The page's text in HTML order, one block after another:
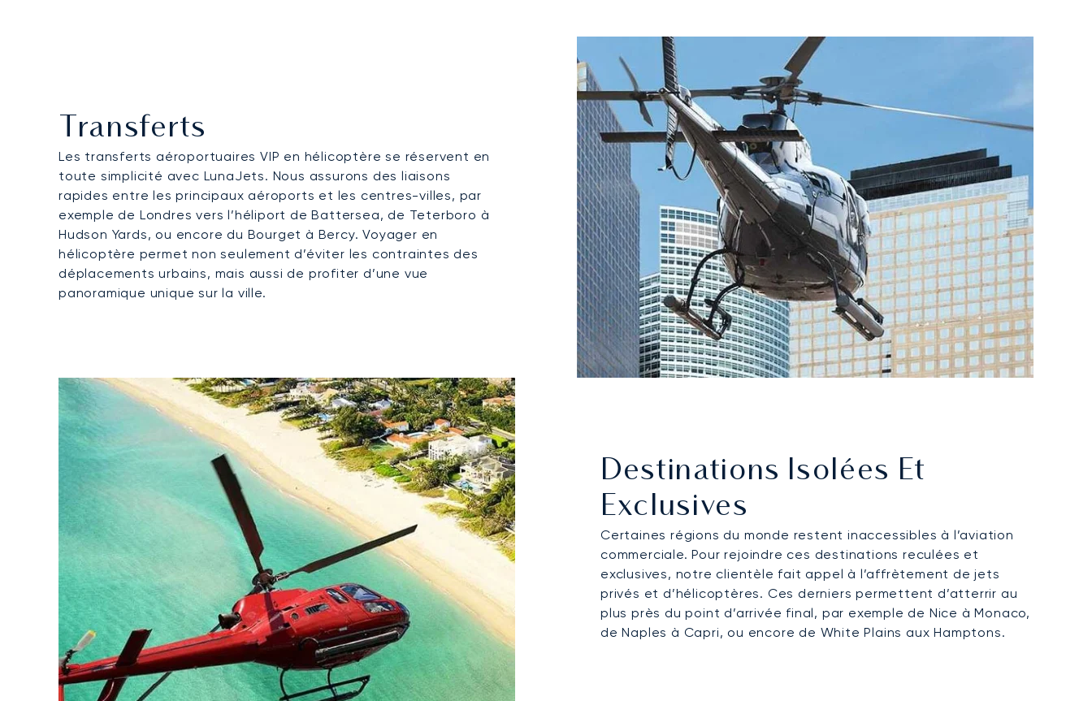
Transferts
Les transferts aéroportuaires VIP en hélicoptère se réservent en
toute simplicité avec LunaJets. Nous assurons des liaisons
rapides entre les principaux aéroports et les centres-villes, par
exemple de Londres vers l’héliport de Battersea, de Teterboro à
Hudson Yards, ou encore du Bourget à Bercy. Voyager en
hélicoptère permet non seulement d’éviter les contraintes des
déplacements urbains, mais aussi de profiter d’une vue
panoramique unique sur la ville.
Destinations Isolées Et
Exclusives
Certaines régions du monde restent inaccessibles à l’aviation
commerciale. Pour rejoindre ces destinations reculées et
exclusives, notre clientèle fait appel à l’affrètement de jets
privés et d’hélicoptères. Ces derniers permettent d’atterrir au
plus près du point d’arrivée final, par exemple de Nice à Monaco,
de Naples à Capri, ou encore de White Plains aux Hamptons.